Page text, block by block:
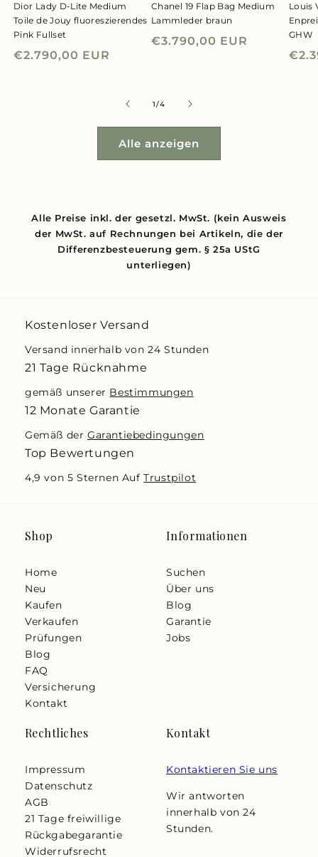
Dior Lady D-Lite Medium
Toile de Jouy fluoreszierendes
Pink Fullset
Normaler
€2.790,00 EUR
Chanel 19 Flap Bag Medium
Lammleder braun
Normaler
€3.790,00 EUR
Louis
GHW
1/von
4
Alle anzeigen
Alle Preise inkl. der gesetzl. MwSt. (kein Ausweis
der MwSt. auf Rechnungen bei Artikeln, die der
Differenzbesteuerung gem. § 25a UStG
unterliegen)
Kostenloser Versand
Versand innerhalb von 24 Stunden
21 Tage Rücknahme
gemäß unserer Bestimmungen
12 Monate Garantie
Gemäß der Garantiebedingungen
Top Bewertungen
4,9 von 5 Sternen AufTrustpilot
Shop
Home
Neu
Kaufen
Verkaufen
Prüfungen
Blog
FAQ
Versicherung
Kontakt
Informationen
Suchen
Über uns
Blog
Garantie
Jobs
Rechtliches
Impressum
Datenschutz
AGB
21 Tage freiwillige
Rückgabegarantie
Widerrufsrecht
Kontakt
Kontaktieren Sie uns
Wir antworten
innerhalb von 24
Stunden.